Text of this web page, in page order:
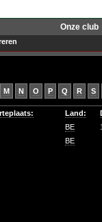
Onze club
M N O P Q R S
Land:
BE
BE